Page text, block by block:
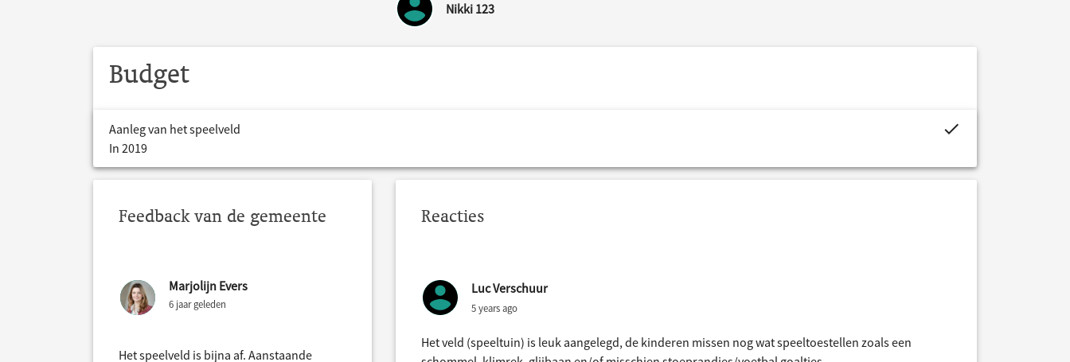
Nikki 123
Budget
Aanleg van het speelveld
In 2019
project.budget.fields.is_assigned-alt
Feedback van de gemeente
Marjolijn Evers
6 jaar geleden
Het speelveld is bijna af. Aanstaande
Reacties
Luc Verschuur
5 years ago
Het veld (speeltuin) is leuk aangelegd, de kinderen missen nog wat speeltoestellen zoals een